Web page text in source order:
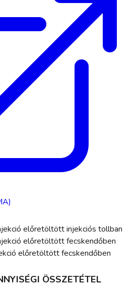
előretöltött injekciós tollban
előretöltött fecskendőben
előretöltött fecskendőben
ÖSSZETÉTEL